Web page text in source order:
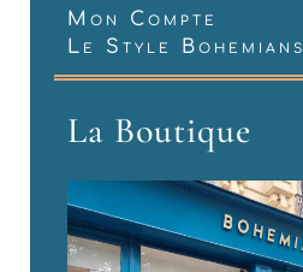
Mon Compte
Le Style Bohemians
La Boutique